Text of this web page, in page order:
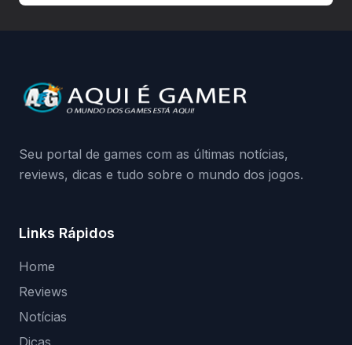
da Playground: negação do preload,
medidas contra acessos não autorizados
Seu portal de games com as últimas notícias,
reviews, dicas e tudo sobre o mundo dos jogos.
Links Rápidos
Home
Reviews
Notícias